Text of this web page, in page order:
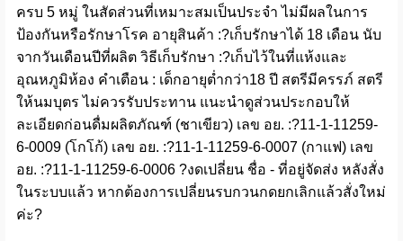
ครบ 5 หมู่ ในสัดส่วนที่เหมาะสมเป็นประจำ ไม่มีผลในการ
ป้องกันหรือรักษาโรค อายุสินค้า :?เก็บรักษาได้ 18 เดือน นับ
จากวันเดือนปีที่ผลิต วิธีเก็บรักษา :?เก็บไว้ในที่แห้งและ
อุณหภูมิห้อง คำเตือน : เด็กอายุต่ำกว่า18 ปี สตรีมีครรภ์ สตรี
ให้นมบุตร ไม่ควรรับประทาน แนะนำดูส่วนประกอบให้
ละเอียดก่อนดื่มผลิตภัณฑ์ (ชาเขียว) เลข อย. :?11-1-11259-
6-0009 (โกโก้) เลข อย. :?11-1-11259-6-0007 (กาแฟ) เลข
อย. :?11-1-11259-6-0006 ?งดเปลี่ยน ชื่อ - ที่อยู่จัดส่ง หลังสั่ง
ในระบบแล้ว หากต้องการเปลี่ยนรบกวนกดยกเลิกแล้วสั่งใหม่
ค่ะ?